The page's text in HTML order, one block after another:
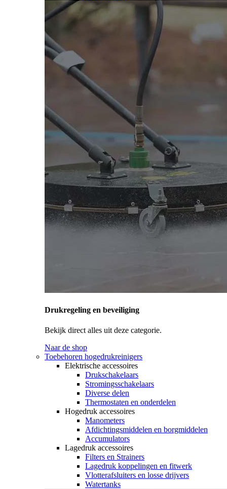
Drukregeling en beveiliging
Bekijk direct alles uit deze categorie.
Naar de shop
Toebehoren hogedrukreinigers
Elektrische accessoires
Drukschakelaars
Stromingsschakelaars
Diverse delen
Thermostaten en onderdelen
Hogedruk accessoires
Manometers
Afdichtingsmiddelen en borgmiddelen
Accumulators
Lagedruk accessoires
Filters en Strainers
Lagedruk koppelingen en fitwerk
Vlotterafsluiters en losse drijvers
Watertanks